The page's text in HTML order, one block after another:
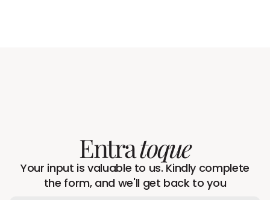
Entratoque
Your input is valuable to us. Kindly complete
the form, and we'll get back to you